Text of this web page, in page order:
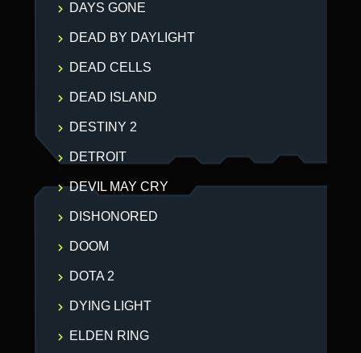
DAYS GONE
DEAD BY DAYLIGHT
DEAD CELLS
DEAD ISLAND
DESTINY 2
DETROIT
DEVIL MAY CRY
DISHONORED
DOOM
DOTA 2
DYING LIGHT
ELDEN RING